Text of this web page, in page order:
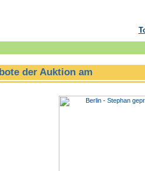
der Auktion am